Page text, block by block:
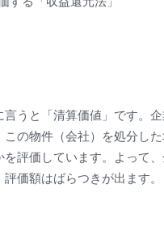
うと「清算価値」です。
この物件（会社）を処分し
を評価しています。よって
価額はばらつきが出ます。